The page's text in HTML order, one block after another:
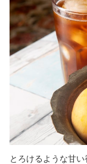
とろけるような甘